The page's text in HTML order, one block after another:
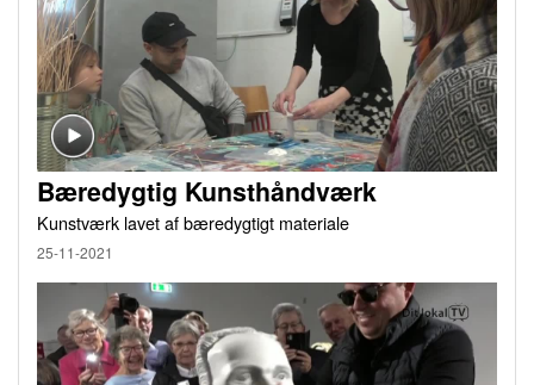
Bæredygtig Kunsthåndværk
Kunstværk lavet af bæredygtigt materiale
25-11-2021